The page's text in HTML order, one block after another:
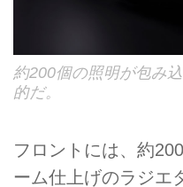
約200個の照明が包み
的だ。
フロントには、約
ーム仕上げのラジエ